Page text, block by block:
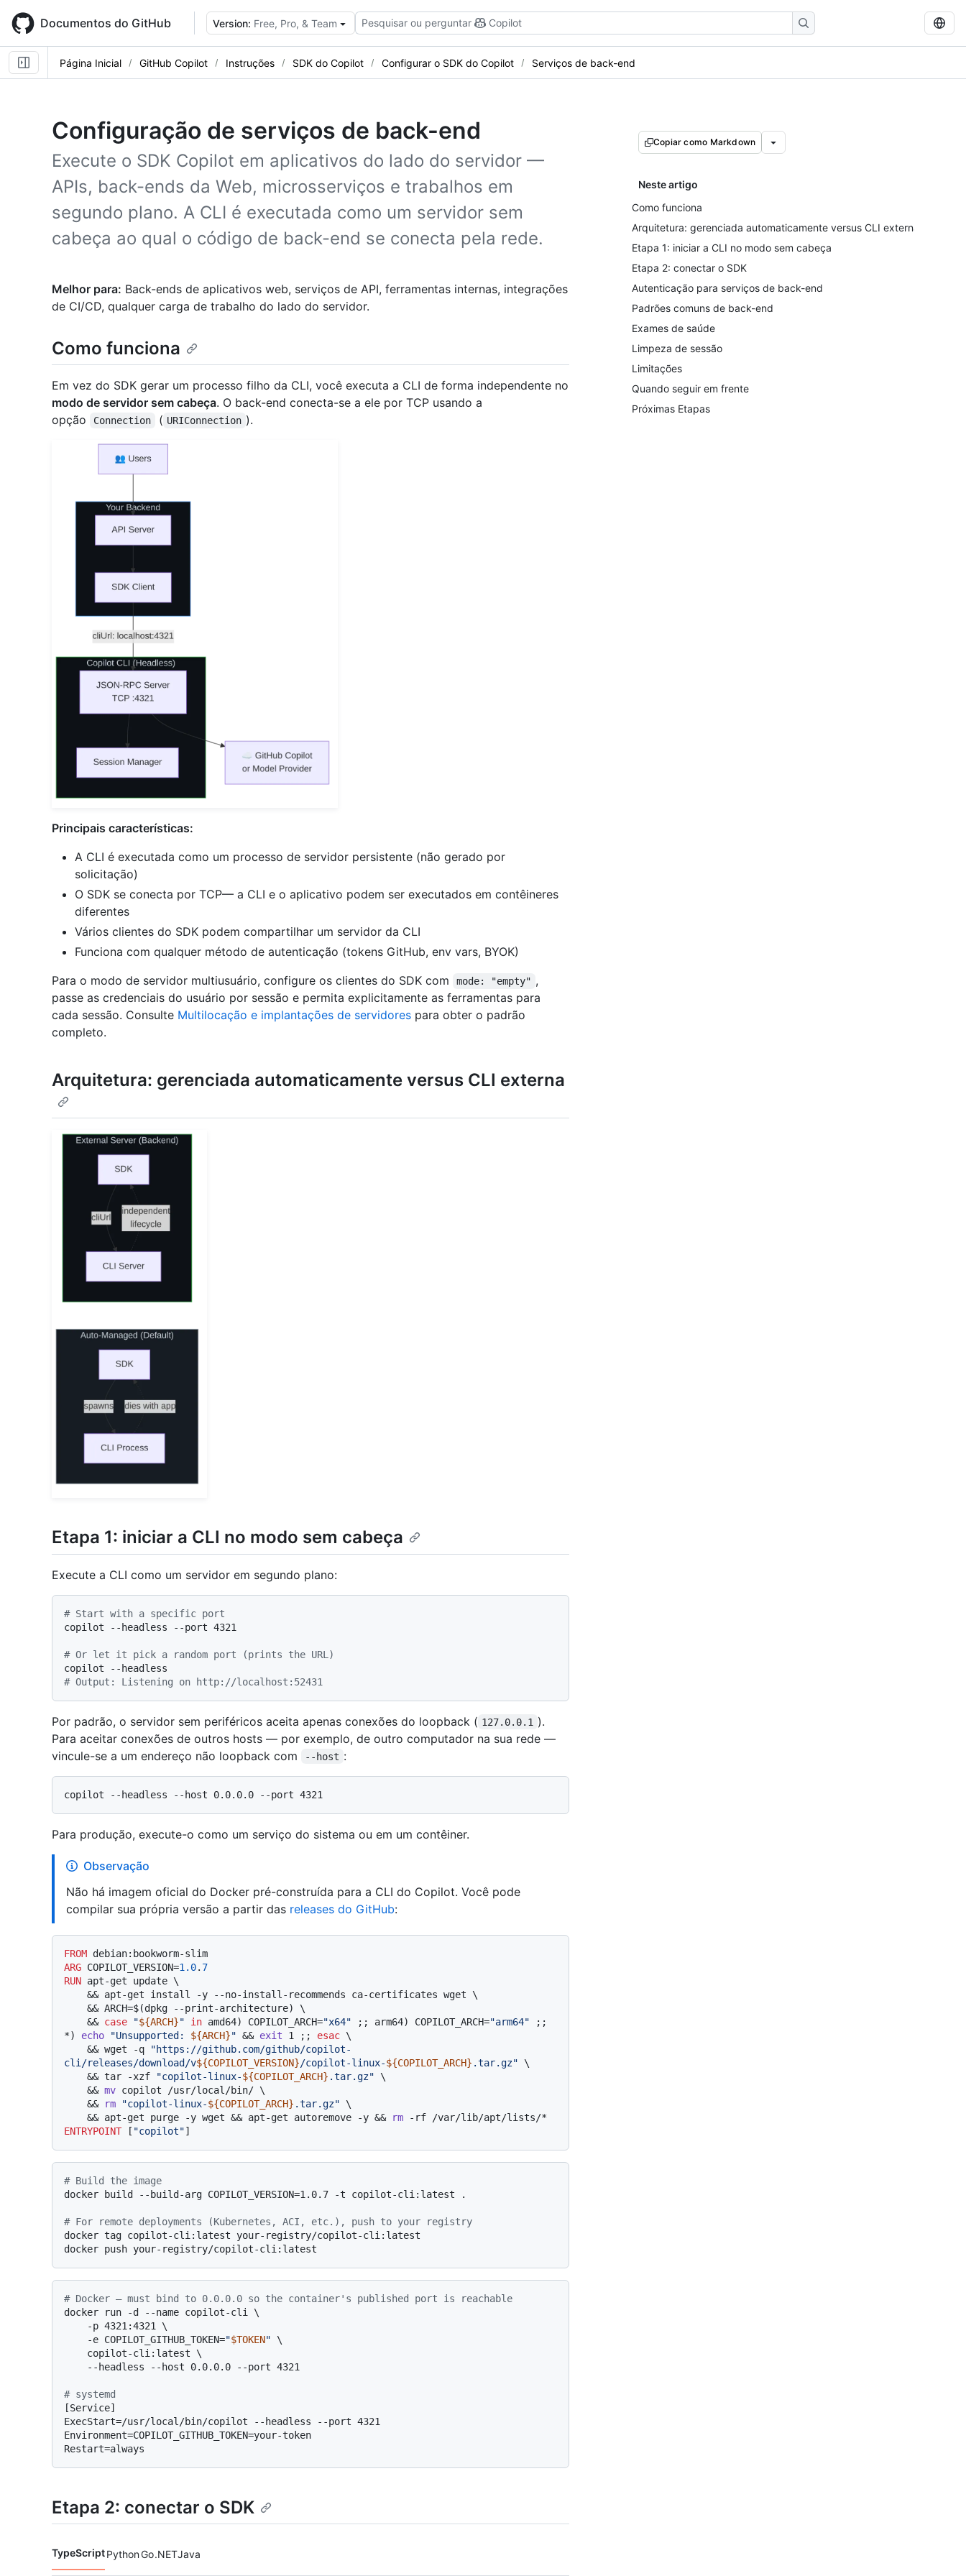
main
content
Documentos do GitHub Version: Free, Pro, & Team Pesquisar ou perguntar Copilot
Página Inicial GitHub Copilot Instruções SDK do Copilot Configurar o SDK do Copilot Serviços de back-end
Configuração de serviços de back-end
Execute o SDK Copilot em aplicativos do lado do servidor —
APIs, back-ends da Web, microsserviços e trabalhos em
segundo plano. A CLI é executada como um servidor sem
cabeça ao qual o código de back-end se conecta pela rede.
Copiar como Markdown
Neste artigo
Como funciona
Arquitetura: gerenciada automaticamente versus CLI externa
Etapa 1: iniciar a CLI no modo sem cabeça
Etapa 2: conectar o SDK
Autenticação para serviços de back-end
Padrões comuns de back-end
Exames de saúde
Limpeza de sessão
Limitações
Quando seguir em frente
Próximas Etapas
Melhor para: Back-ends de aplicativos web, serviços de API, ferramentas internas, integrações
de CI/CD, qualquer carga de trabalho do lado do servidor.
Como funciona
Em vez do SDK gerar um processo filho da CLI, você executa a CLI de forma independente no
modo de servidor sem cabeça. O back-end conecta-se a ele por TCP usando a
opção
Connection ( URIConnection ).
Principais características:
A CLI é executada como um processo de servidor persistente (não gerado por
solicitação)
O SDK se conecta por TCP— a CLI e o aplicativo podem ser executados em contêineres
diferentes
Vários clientes do SDK podem compartilhar um servidor da CLI
Funciona com qualquer método de autenticação (tokens GitHub, env vars, BYOK)
Para o modo de servidor multiusuário, configure os clientes do SDK com
mode: "empty" ,
passe as credenciais do usuário por sessão e permita explicitamente as ferramentas para
cada sessão. Consulte Multilocação e implantações de servidores para obter o padrão
completo.
Arquitetura: gerenciada automaticamente versus CLI externa
Etapa 1: iniciar a CLI no modo sem cabeça
Execute a CLI como um servidor em segundo plano:
# Start with a specific port
copilot --headless --port 4321
# Or let it pick a random port (prints the URL)
# Output: Listening on http://localhost:52431
Por padrão, o servidor sem periféricos aceita apenas conexões do loopback ( 127.0.0.1 ).
Para aceitar conexões de outros hosts — por exemplo, de outro computador na sua rede —
vincule-se a um endereço não loopback com
--host :
Para produção, execute-o como um serviço do sistema ou em um contêiner.
Observação
Não há imagem oficial do Docker pré-construída para a CLI do Copilot. Você pode
compilar sua própria versão a partir das releases do GitHub:
FROM
ARG COPILOT_VERSION=1.0. 7
RUN apt-get update \
    &&
case "${ARCH}" in amd64) COPILOT_ARCH="x64" ;; arm64) COPILOT_ARCH="arm64" ;;
*) echo "Unsupported: ${ARCH}" && exit 1 ;; esac \
    && wget -q
"https://github.com/github/copilot-
cli/releases/download/v${COPILOT_VERSION}/copilot-linux-${COPILOT_ARCH} .tar.gz" \
    && tar -xzf
"copilot-linux-${COPILOT_ARCH} .tar.gz" \
    &&
mv copilot /usr/local/bin/ \
    &&
rm "copilot-linux-${COPILOT_ARCH} .tar.gz" \
    && apt-get purge -y wget && apt-get autoremove -y &&
rm -rf /var/lib/apt/lists/*
ENTRYPOINT [ "copilot"]
# Build the image
docker build --build-arg COPILOT_VERSION=1.0.7 -t copilot-cli:latest .
# For remote deployments (Kubernetes, ACI, etc.), push to your registry
docker tag copilot-cli:latest your-registry/copilot-cli:latest
# Docker — must bind to 0.0.0.0 so the container's published port is reachable
docker run -d --name copilot-cli \
    -e COPILOT_GITHUB_TOKEN=
"$TOKEN" \
# systemd
[Service]
ExecStart=/usr/local/bin/copilot --headless --port 4321
Environment=COPILOT_GITHUB_TOKEN=your-token
Etapa 2: conectar o SDK
TypeScriptPythonGo.NETJava